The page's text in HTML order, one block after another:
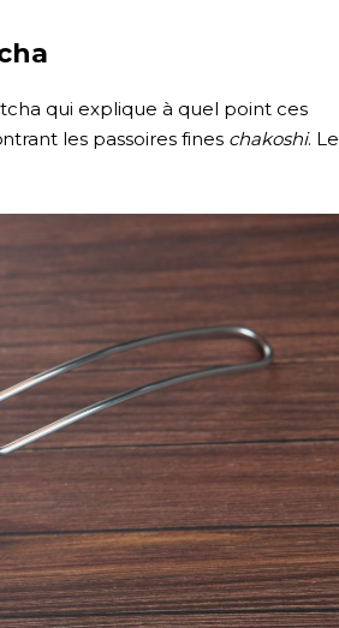
qui explique à quel point ces
les passoires fines chakoshi. Le